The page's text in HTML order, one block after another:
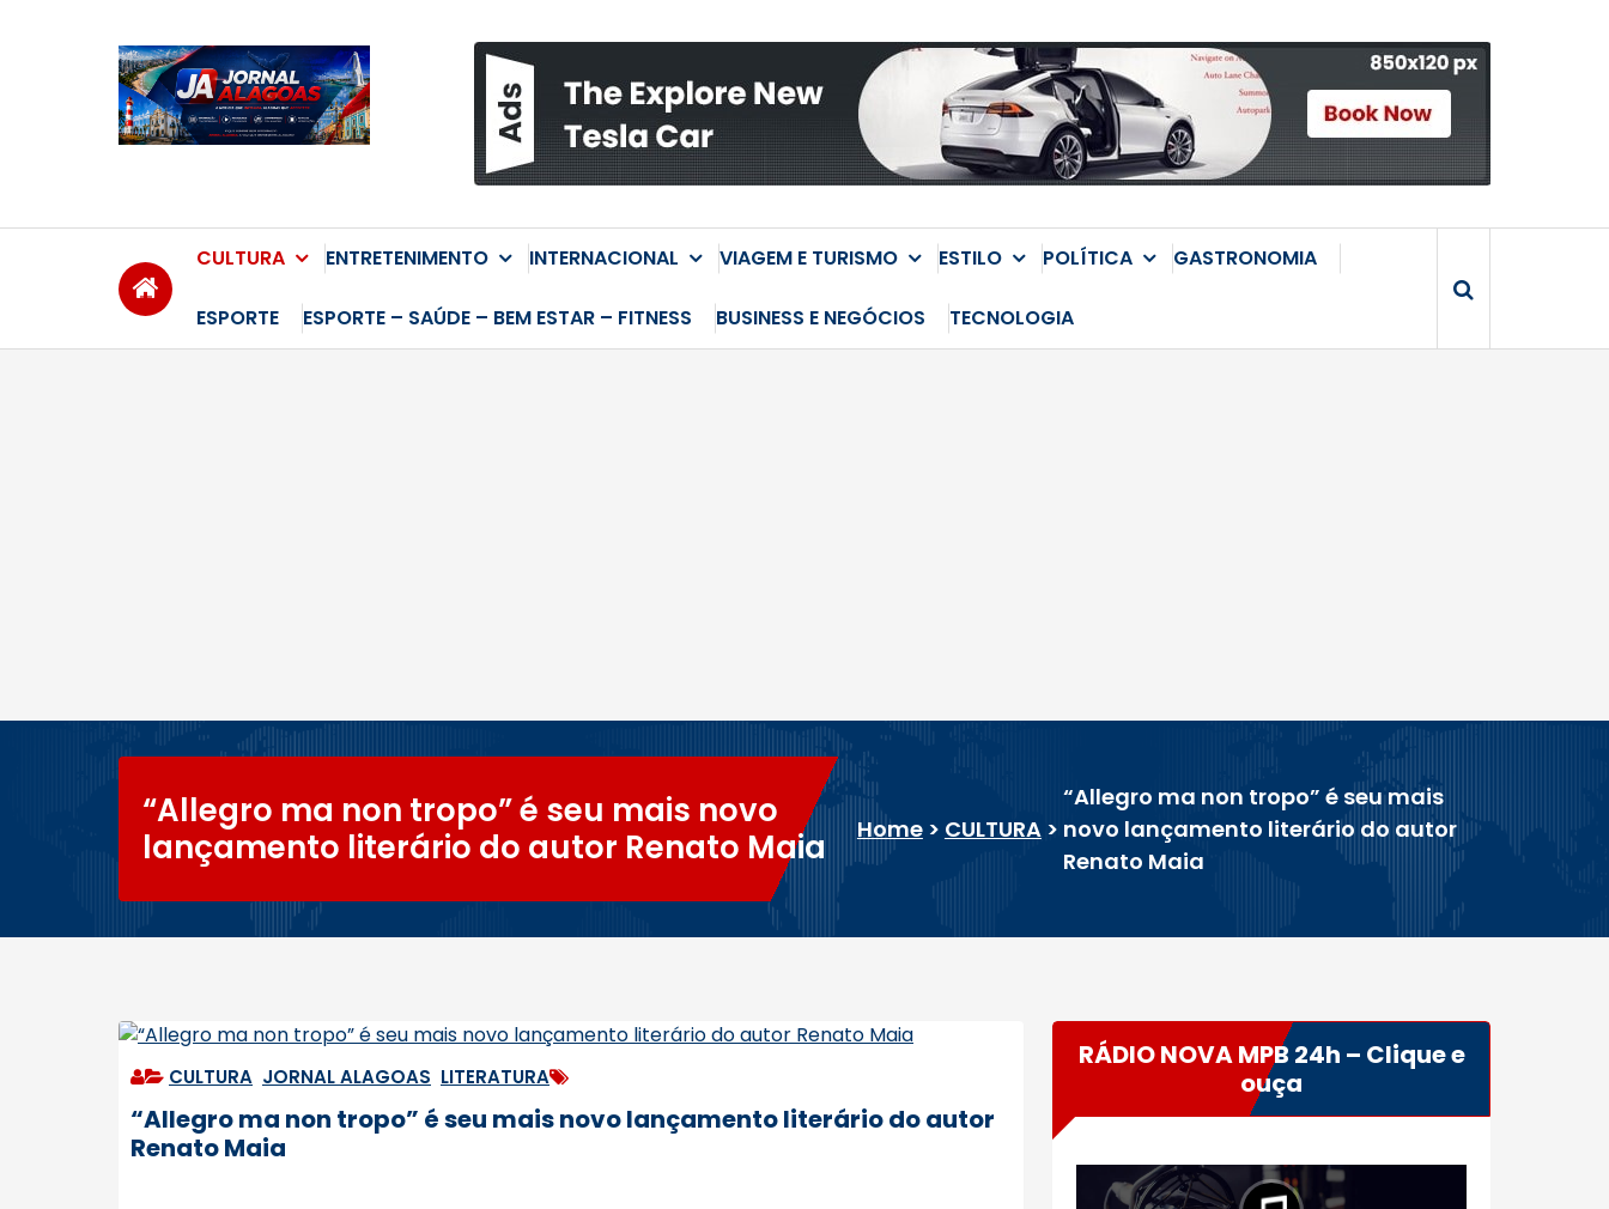
CULTURA ENTRETENIMENTO INTERNACIONAL VIAGEM E TURISMO ESTILO POLÍTICA GASTRONOMIA
ESPORTE ESPORTE – SAÚDE – BEM ESTAR – FITNESS BUSINESS E NEGÓCIOS TECNOLOGIA
“Allegro ma non tropo” é seu mais novo
lançamento literário do autor Renato Maia
Home> CULTURA>
“Allegro ma non tropo” é seu mais
novo lançamento literário do autor
Renato Maia
CULTURA JORNAL ALAGOAS LITERATURA
“Allegro ma non tropo” é seu mais novo lançamento literário do autor
Renato Maia
RÁDIO NOVA MPB 24h – Clique e
ouça